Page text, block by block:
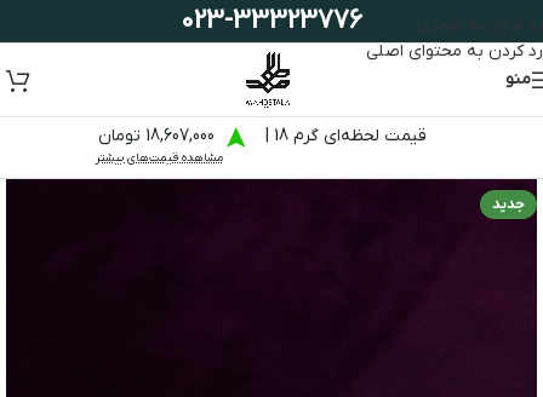
رد کردن به ناوبری
رد کردن به محتوای اصلی
023-33323776
منو
قیمت لحظه‌ای گرم 18 | 18,607,000 تومان
مشاهده قیمت‌های بیشتر
جدید